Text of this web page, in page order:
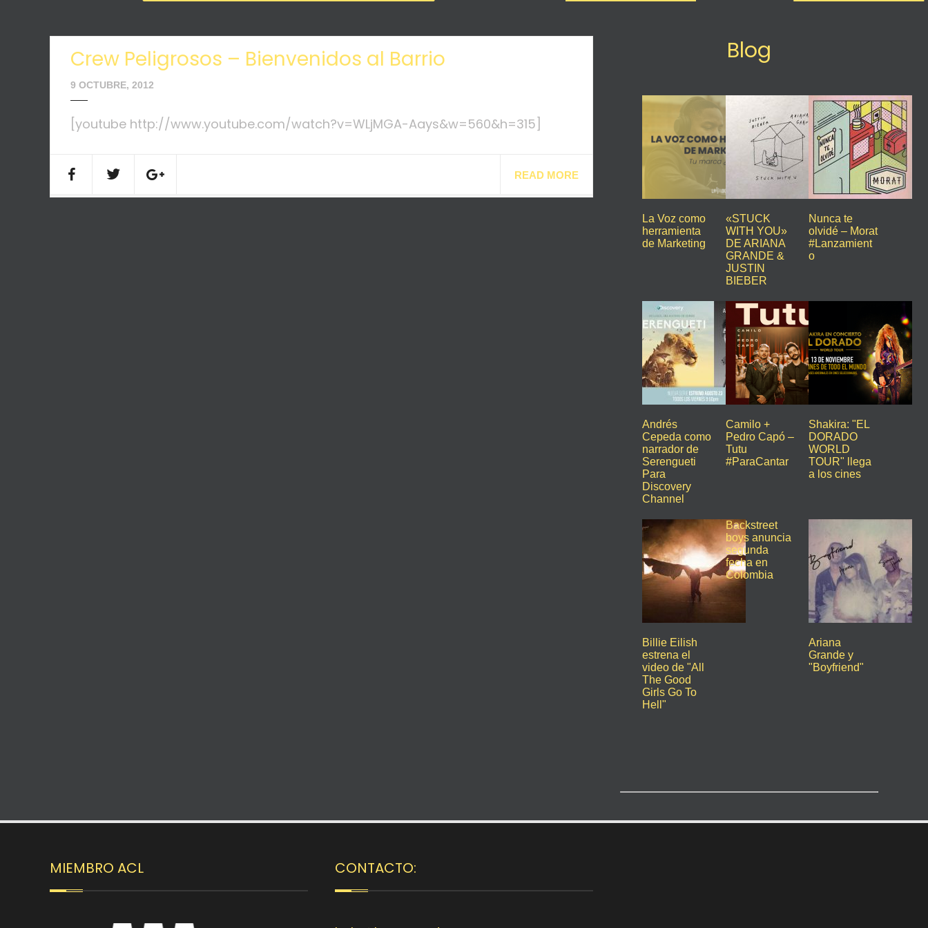
Crew Peligrosos – Bienvenidos al Barrio
9 OCTUBRE, 2012
[youtube http://www.youtube.com/watch?v=WLjMGA-Aays&w=560&h=315]
READ MORE
Blog
La Voz como
herramienta
de Marketing
«STUCK
WITH YOU»
DE ARIANA
GRANDE &
JUSTIN
BIEBER
Nunca te
olvidé – Morat
#Lanzamient
o
Andrés
Cepeda como
narrador de
Serengueti
Para
Discovery
Channel
Camilo +
Pedro Capó –
Tutu
#ParaCantar
Shakira: "EL
DORADO
WORLD
TOUR" llega
a los cines
Billie Eilish
estrena el
video de "All
The Good
Girls Go To
Hell"
Backstreet
boys anuncia
segunda
fecha en
Colombia
Ariana
Grande y
"Boyfriend"
MIEMBRO ACL CONTACTO: